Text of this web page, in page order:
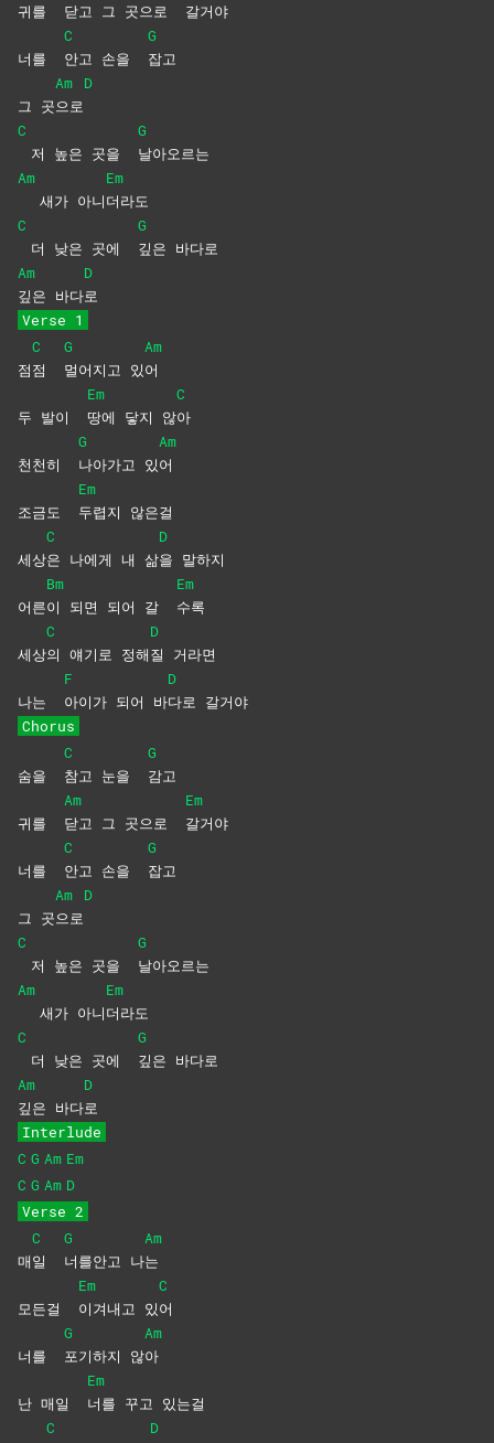
귀를 닫고 그 곳으로 갈거야
너를
C
안고 손을
G
잡고
그 곳
Am
으로
D
C
저 높은 곳을
G
날아오르는
Am
새가 아니
Em
더라도
C
더 낮은 곳에
G
깊은 바다로
Am
깊은 바다
D
로
Verse 1
점
C
점
G
멀어지고 있
Am
어
두 발이
Em
땅에 닿지 않
C
아
천천히
G
나아가고 있
Am
어
조금도
Em
두렵지 않은걸
세상
C
은 나에게 내 삶
D
을 말하지
어른
Bm
이 되면 되어 갈
Em
수록
세상
C
의 얘기로 정해
D
질 거라면
나는
F
아이가 되어 바
D
다로 갈거야
Chorus
숨을
C
참고 눈을
G
감고
귀를
Am
닫고 그 곳으로
Em
갈거야
너를
C
안고 손을
G
잡고
그 곳
Am
으로
D
C
저 높은 곳을
G
날아오르는
Am
새가 아니
Em
더라도
C
더 낮은 곳에
G
깊은 바다로
Am
깊은 바다
D
로
Interlude
C G Am Em
C G Am D
Verse 2
매
C
일
G
너를안고 나
Am
는
모든걸
Em
이겨내고 있
C
어
너를
G
포기하지 않
Am
아
난 매일
Em
너를 꾸고 있는걸
C
D